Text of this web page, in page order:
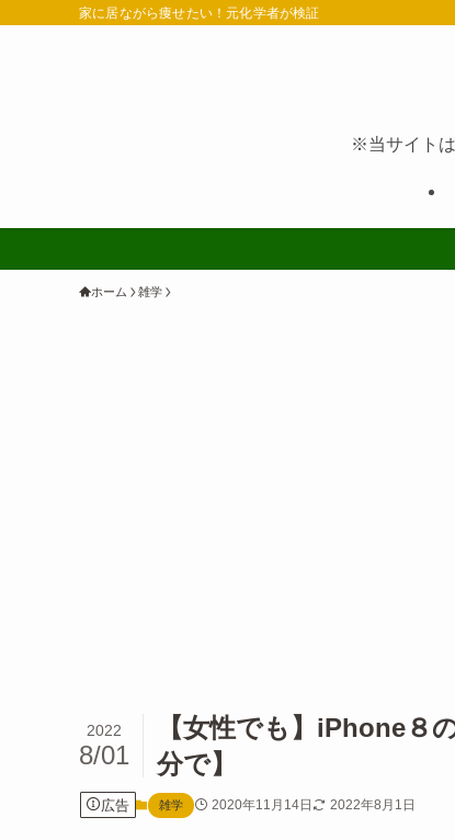
家に居ながら痩せたい！元化学者が検証
※当サイト
ホーム 雑学
【女性でも】iPhone８
分で】
2022
8/01
広告 雑学 2020年11月14日 2022年8月1日